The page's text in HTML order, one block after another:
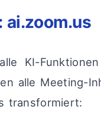
ai.zoom.us
KI-
alle Meeting-
transformiert: